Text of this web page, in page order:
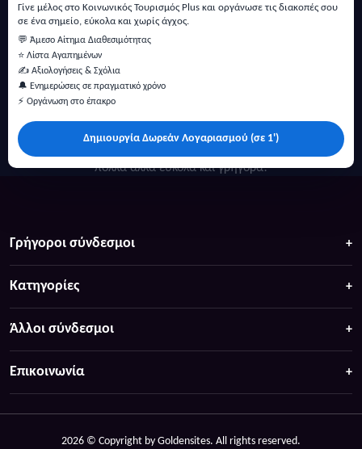
Γίνε μέλος στο Κοινωνικός Τουρισμός Plus και οργάνωσε τις διακοπές σου
σε ένα σημείο, εύκολα και χωρίς άγχος.
💬 Άμεσο Αίτημα Διαθεσιμότητας
⭐ Λίστα Αγαπημένων
✍️ Αξιολογήσεις & Σχόλια
🔔 Ενημερώσεις σε πραγματικό χρόνο
⚡ Οργάνωση στο έπακρο
Δημιουργία Δωρεάν Λογαριασμού (σε 1')
πολλά άλλα ευκολα και γρήγορα!
Γρήγοροι σύνδεσμοι
Κατηγορίες
Άλλοι σύνδεσμοι
Επικοινωνία
2026 © Copyright by Goldensites. All rights reserved.